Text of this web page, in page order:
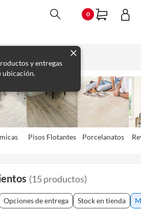
0
y entregas
ubicación.
Pisos Flotantes Porcelanatos
(15productos)
Opciones de entrega Stock en tienda